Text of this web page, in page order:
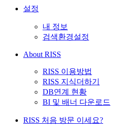
설정
내 정보
검색환경설정
About RISS
RISS 이용방법
RISS 지식더하기
DB연계 현황
BI 및 배너 다운로드
RISS 처음 방문 이세요?